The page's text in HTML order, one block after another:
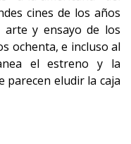
cines de los años
arte y ensayo de los
ochenta, e incluso al
el estreno y la
parecen eludir la caja